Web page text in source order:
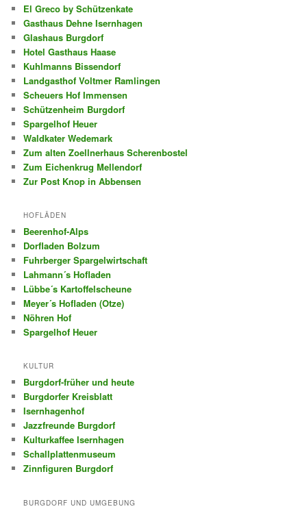
El Greco by Schützenkate
Gasthaus Dehne Isernhagen
Glashaus Burgdorf
Hotel Gasthaus Haase
Kuhlmanns Bissendorf
Landgasthof Voltmer Ramlingen
Scheuers Hof Immensen
Schützenheim Burgdorf
Spargelhof Heuer
Waldkater Wedemark
Zum alten Zoellnerhaus Scherenbostel
Zum Eichenkrug Mellendorf
Zur Post Knop in Abbensen
HOFLÄDEN
Beerenhof-Alps
Dorfladen Bolzum
Fuhrberger Spargelwirtschaft
Lahmann´s Hofladen
Lübbe´s Kartoffelscheune
Meyer´s Hofladen (Otze)
Nöhren Hof
Spargelhof Heuer
KULTUR
Burgdorf-früher und heute
Burgdorfer Kreisblatt
Isernhagenhof
Jazzfreunde Burgdorf
Kulturkaffee Isernhagen
Schallplattenmuseum
Zinnfiguren Burgdorf
BURGDORF UND UMGEBUNG